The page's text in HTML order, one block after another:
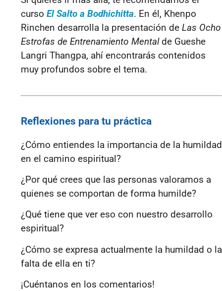
curso El Salto a Bodhichitta. En él, Khenpo
Rinchen desarrolla la presentación de Las Ocho
Estrofas de Entrenamiento Mentalde Gueshe
Langri Thangpa, ahí encontrarás contenidos
muy profundos sobre el tema.
Reflexiones para tu práctica
¿Cómo entiendes la importancia de la humildad
en el camino espiritual?
¿Por qué crees que las personas valoramos a
quienes se comportan de forma humilde?
¿Qué tiene que ver eso con nuestro desarrollo
espiritual?
¿Cómo se expresa actualmente la humildad o la
falta de ella en ti?
¡Cuéntanos en los comentarios!